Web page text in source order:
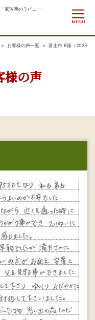
家族葬のラビュー」
MENU
お客様の声一覧
富士市 K様（2025
様の声